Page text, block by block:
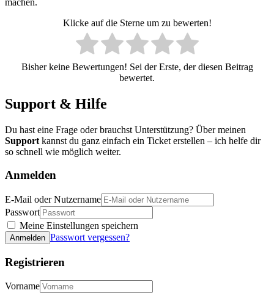
machen.
Klicke auf die Sterne um zu bewerten!
Bisher keine Bewertungen! Sei der Erste, der diesen Beitrag
bewertet.
Support & Hilfe
Du hast eine Frage oder brauchst Unterstützung? Über meinen
Support kannst du ganz einfach ein Ticket erstellen – ich helfe dir
so schnell wie möglich weiter.
Anmelden
E-Mail oder Nutzername
Passwort
Meine Einstellungen speichern
Anmelden Passwort vergessen?
Registrieren
Vorname